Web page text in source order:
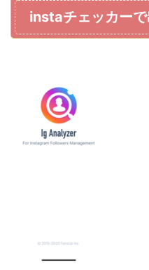
instaチェッカー